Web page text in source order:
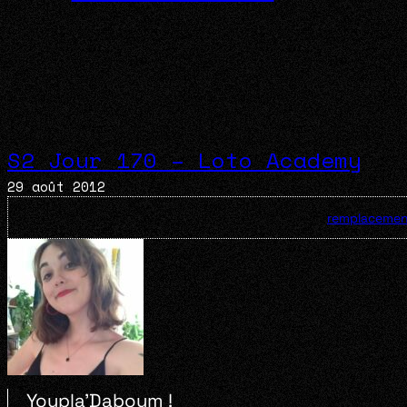
S2 Jour 170 – Loto Academy
29 août 2012
Youpla’Daboum !